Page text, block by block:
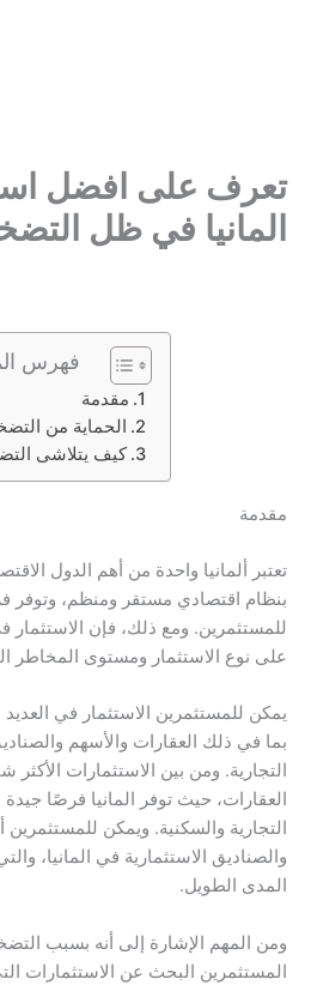
تعرف على افضل
المانيا في ظل
فهرس
مقدمة
الحماية من
كيف يتلاشى
مقدمة
تعتبر ألمانيا واحدة من أهم الدول
بنظام اقتصادي مستقر ومنظم، وتوفر
للمستثمرين. ومع ذلك، فإن الاستثمار
على نوع الاستثمار ومستوى المخاطر
يمكن للمستثمرين الاستثمار في العديد
بما في ذلك العقارات والأسهم
التجارية. ومن بين الاستثمارات الأكثر
العقارات، حيث توفر المانيا فرصًا
التجارية والسكنية. ويمكن
والصناديق الاستثمارية في المانيا،
المدى الطويل.
ومن المهم الإشارة إلى أنه بسبب
المستثمرين البحث عن الاستثمارات